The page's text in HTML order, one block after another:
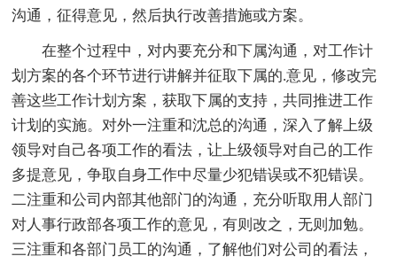
沟通，征得意见，然后执行改善措施或方案。
在整个过程中，对内要充分和下属沟通，对工作计
划方案的各个环节进行讲解并征取下属的.意见，修改完
善这些工作计划方案，获取下属的支持，共同推进工作
计划的实施。对外一注重和沈总的沟通，深入了解上级
领导对自己各项工作的看法，让上级领导对自己的工作
多提意见，争取自身工作中尽量少犯错误或不犯错误。
二注重和公司内部其他部门的沟通，充分听取用人部门
对人事行政部各项工作的意见，有则改之，无则加勉。
三注重和各部门员工的沟通，了解他们对公司的看法，